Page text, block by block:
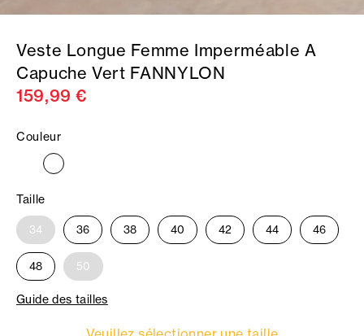
Veste Longue Femme Imperméable A
Capuche Vert FANNYLON
159,99 €
Couleur
Taille
34 36 38 40 42 44 46
48 50
Guide des tailles